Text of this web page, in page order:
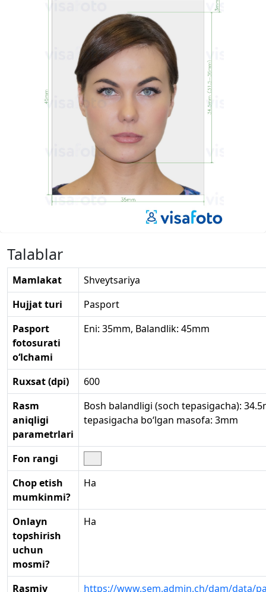
Talablar
Mamlakat
Shveytsariya
Hujjat turi
Pasport
Pasport
fotosurati
o‘lchami
Eni: 35mm, Balandlik: 45mm
Ruxsat (dpi)
600
Rasm
aniqligi
parametrlari
Bosh balandligi (soch tepasigacha):
tepasigacha bo‘lgan masofa: 3mm
Fon rangi
Chop etish
mumkinmi?
Ha
Onlayn
topshirish
uchun
mosmi?
Ha
Rasmiy https://www.sem.admin.ch/dam/data/